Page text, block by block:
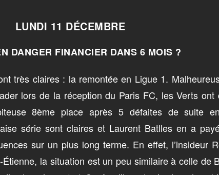
LUNDI 11 DÉCEMBRE
DANGER FINANCIER DANS 6 MOIS ?
très claires : la remontée en Ligue 1.
lors de la réception du Paris FC, les Verts ont
8ème place après 5 défaites de suite
série sont claires et Laurent Batlles en a
sur un plus long terme. En effet, l’insideur
la situation est un peu similaire à celle de